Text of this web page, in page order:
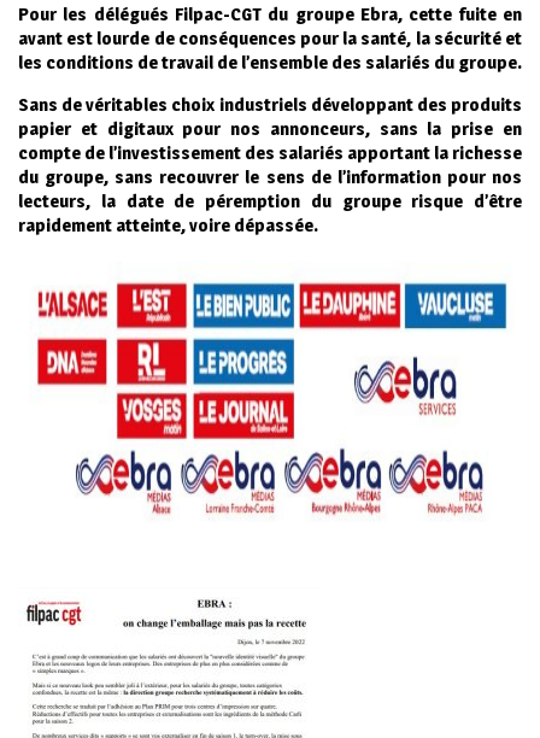
Pour les délégués Filpac-CGT du groupe Ebra, cette fuite en
avant est lourde de conséquences pour la santé, la sécurité et
les conditions de travail de l’ensemble des salariés du groupe.
Sans de véritables choix industriels développant des produits
papier et digitaux pour nos annonceurs, sans la prise en
compte de l’investissement des salariés apportant la richesse
du groupe, sans recouvrer le sens de l’information pour nos
lecteurs, la date de péremption du groupe risque d’être
rapidement atteinte, voire dépassée.